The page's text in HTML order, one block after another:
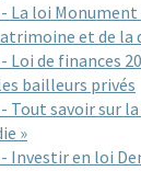
La loi
et de
Loi de finances
bailleurs privés
Tout savoir sur
»
Investir en loi